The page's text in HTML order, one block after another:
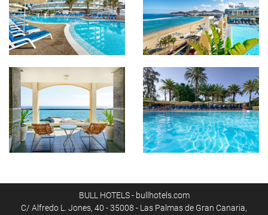
BULL HOTELS - bullhotels.com
C/ Alfredo L. Jones, 40 - 35008 - Las Palmas de Gran Canaria,